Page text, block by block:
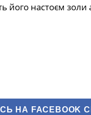
його настоєм золи
НА FACEBOOK